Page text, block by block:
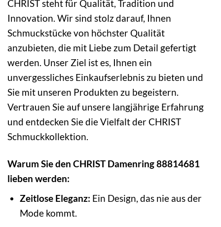
CHRIST steht für Qualität, Tradition und
Innovation. Wir sind stolz darauf, Ihnen
Schmuckstücke von höchster Qualität
anzubieten, die mit Liebe zum Detail gefertigt
werden. Unser Ziel ist es, Ihnen ein
unvergessliches Einkaufserlebnis zu bieten und
Sie mit unseren Produkten zu begeistern.
Vertrauen Sie auf unsere langjährige Erfahrung
und entdecken Sie die Vielfalt der CHRIST
Schmuckkollektion.
Warum Sie den CHRIST Damenring 88814681
lieben werden:
Zeitlose Eleganz: Ein Design, das nie aus der
Mode kommt.